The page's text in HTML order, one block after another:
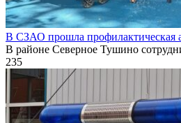
В СЗАО прошла профилактическая
В районе Северное Тушино
235